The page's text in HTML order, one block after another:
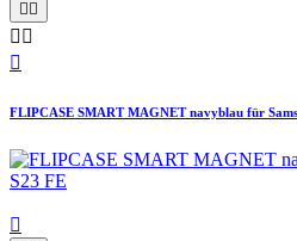

 

FLIPCASE SMART MAGNET navyblau für
